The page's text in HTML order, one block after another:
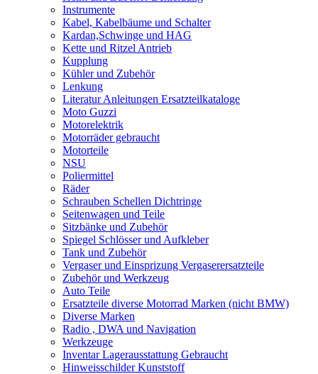
Instrumente
Kabel, Kabelbäume und Schalter
Kardan,Schwinge und HAG
Kette und Ritzel Antrieb
Kupplung
Kühler und Zubehör
Lenkung
Literatur Anleitungen Ersatzteilkataloge
Moto Guzzi
Motorelektrik
Motorräder gebraucht
Motorteile
NSU
Poliermittel
Räder
Schrauben Schellen Dichtringe
Seitenwagen und Teile
Sitzbänke und Zubehör
Spiegel Schlösser und Aufkleber
Tank und Zubehör
Vergaser und Einsprizung Vergaserersatzteile
Zubehör und Werkzeug
Auto Teile
Ersatzteile diverse Motorrad Marken (nicht BMW)
Diverse Marken
Radio , DWA und Navigation
Werkzeuge
Inventar Lagerausstattung Gebraucht
Hinweisschilder Kunststoff